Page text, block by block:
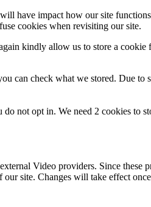
have impact how our site
cookies when revisiting our site.
kindly allow us to store a
can check what we stored. Due
not opt in. We need 2 cookies
Video providers. Since
site. Changes will take effect